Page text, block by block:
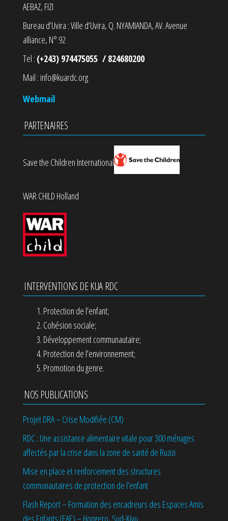
AEBAZ, FIZI
Bureau d’Uvira : Ville d’Uvira, Q. NYAMIANDA, AV. Avenue
alliance, N° 92
Tel : (+243) 974475055 / 824680200
Mail : info@kuardc.org
Webmail
PARTENAIRES
Save the Children International
WAR CHILD Holland
INTERVENTIONS DE KUA RDC
Protection de l’enfant;
Cohésion sociale;
Développement communautaire;
Protection de l’environnement;
Promotion du genre.
NOS PUBLICATIONS
Projet DRA – Crise Modifiée (CM)
RDC : Une assistance alimentaire vitale pour 300 ménages
affectés par la crise dans la zone de santé de Ruzizi
Mise en place et renforcement des structures
communautaires de protection de l’enfant
Flash Report – Formation des encadreurs des Espaces Amis
des Enfants (EAE) – Hongero, Sud-Kivu